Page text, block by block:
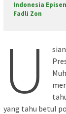
Indonesia
Fadli Zon
U
yang tahu betul